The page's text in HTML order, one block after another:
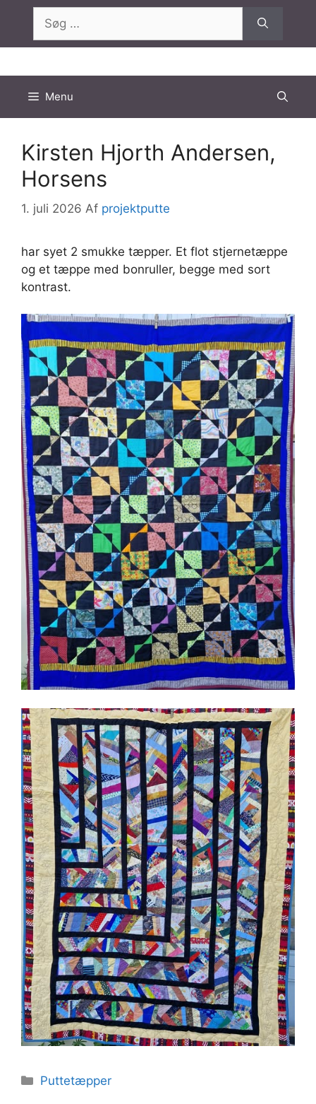
indhold
efter:
Menu
Kirsten Hjorth Andersen,
Horsens
1. juli 2026 Af projektputte
har syet 2 smukke tæpper. Et flot stjernetæppe
og et tæppe med bonruller, begge med sort
kontrast.
Kategorier
Puttetæpper